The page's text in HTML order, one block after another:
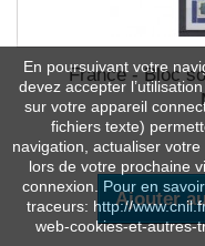
France - Bloc
Ajouter
En poursuivant votre
devez accepter
sur votre appareil
fichiers texte)
navigation, actualiser
lors de votre prochaine
connexion. Pour en
traceurs: http://
web-cookies-et-autres-